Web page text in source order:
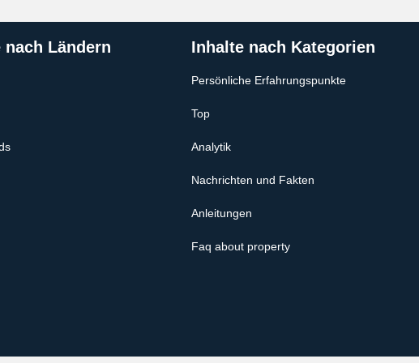
nach Ländern Inhalte nach Kategorien
Persönliche Erfahrungspunkte
Top
Analytik
Nachrichten und Fakten
Anleitungen
Faq about property